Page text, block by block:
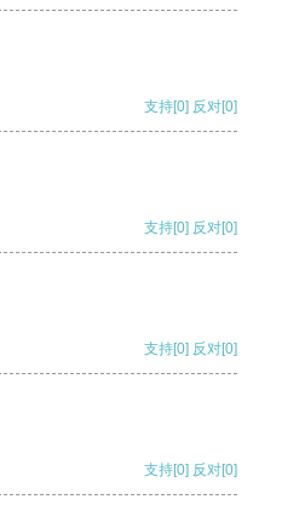
支持[0] 反对[0]
支持[0] 反对[0]
支持[0] 反对[0]
支持[0] 反对[0]